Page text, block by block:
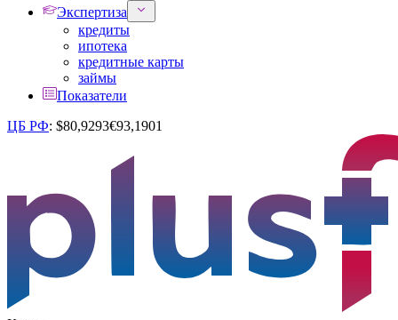
Экспертиза
кредиты
ипотека
кредитные карты
займы
Показатели
ЦБ РФ: $80,9293€93,1901